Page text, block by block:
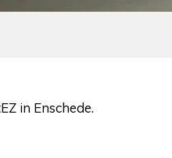
in Enschede.